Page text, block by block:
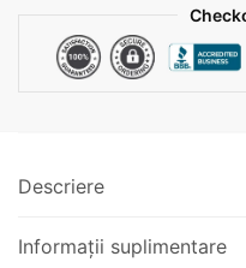
Descriere
Informații suplimentare